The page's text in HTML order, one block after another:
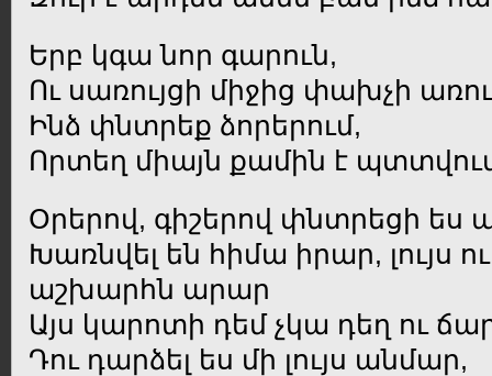
Երբ կգա նոր գարուն,
Ու սառույցի միջից փախչի
Ինձ փնտրեք ձորերում,
Որտեղ միայն քամին է
Օրերով, գիշերով փնտրեցի ես
Խառնվել են հիմա իրար, լույս
աշխարհն արար
Այս կարոտի դեմ չկա դեղ ու
Դու դարձել ես մի լույս անմար,